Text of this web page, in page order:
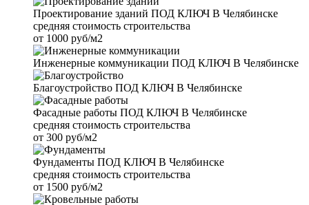
Проектирование зданий ПОД КЛЮЧ В Челябинске
средняя стоимость строительства
от 1000 руб/м2
Инженерные коммуникации ПОД КЛЮЧ В Челябинске
Благоустройство ПОД КЛЮЧ В Челябинске
Фасадные работы ПОД КЛЮЧ В Челябинске
средняя стоимость строительства
от 300 руб/м2
Фундаменты ПОД КЛЮЧ В Челябинске
средняя стоимость строительства
от 1500 руб/м2